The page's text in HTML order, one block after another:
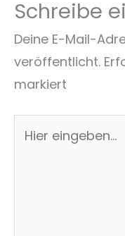
Schreibe
Deine E-Mail-
veröffentlicht.
markiert
eingeben…